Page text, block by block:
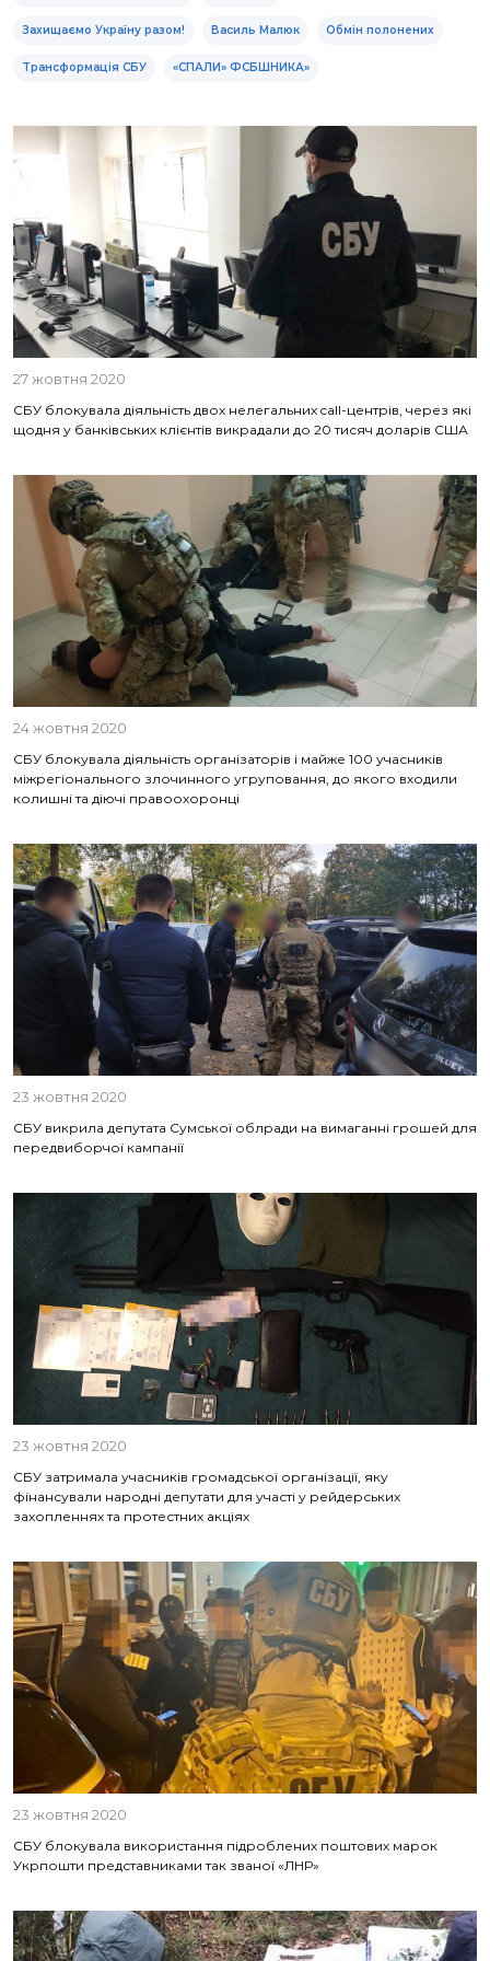
Захищаємо Україну разом! Василь Малюк Обмін полонених
Трансформація СБУ «СПАЛИ» ФСБШНИКА»
27 жовтня 2020
CБУ блокувала діяльність двох нелегальних call-центрів, через які
щодня у банківських клієнтів викрадали до 20 тисяч доларів США
24 жовтня 2020
СБУ блокувала діяльність організаторів і майже 100 учасників
міжрегіонального злочинного угруповання, до якого входили
колишні та діючі правоохоронці
23 жовтня 2020
СБУ викрила депутата Сумської облради на вимаганні грошей для
передвиборчої кампанії
23 жовтня 2020
СБУ затримала учасників громадської організації, яку
фінансували народні депутати для участі у рейдерських
захопленнях та протестних акціях
23 жовтня 2020
СБУ блокувала використання підроблених поштових марок
Укрпошти представниками так званої «ЛНР»